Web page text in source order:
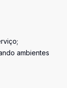
ambientes